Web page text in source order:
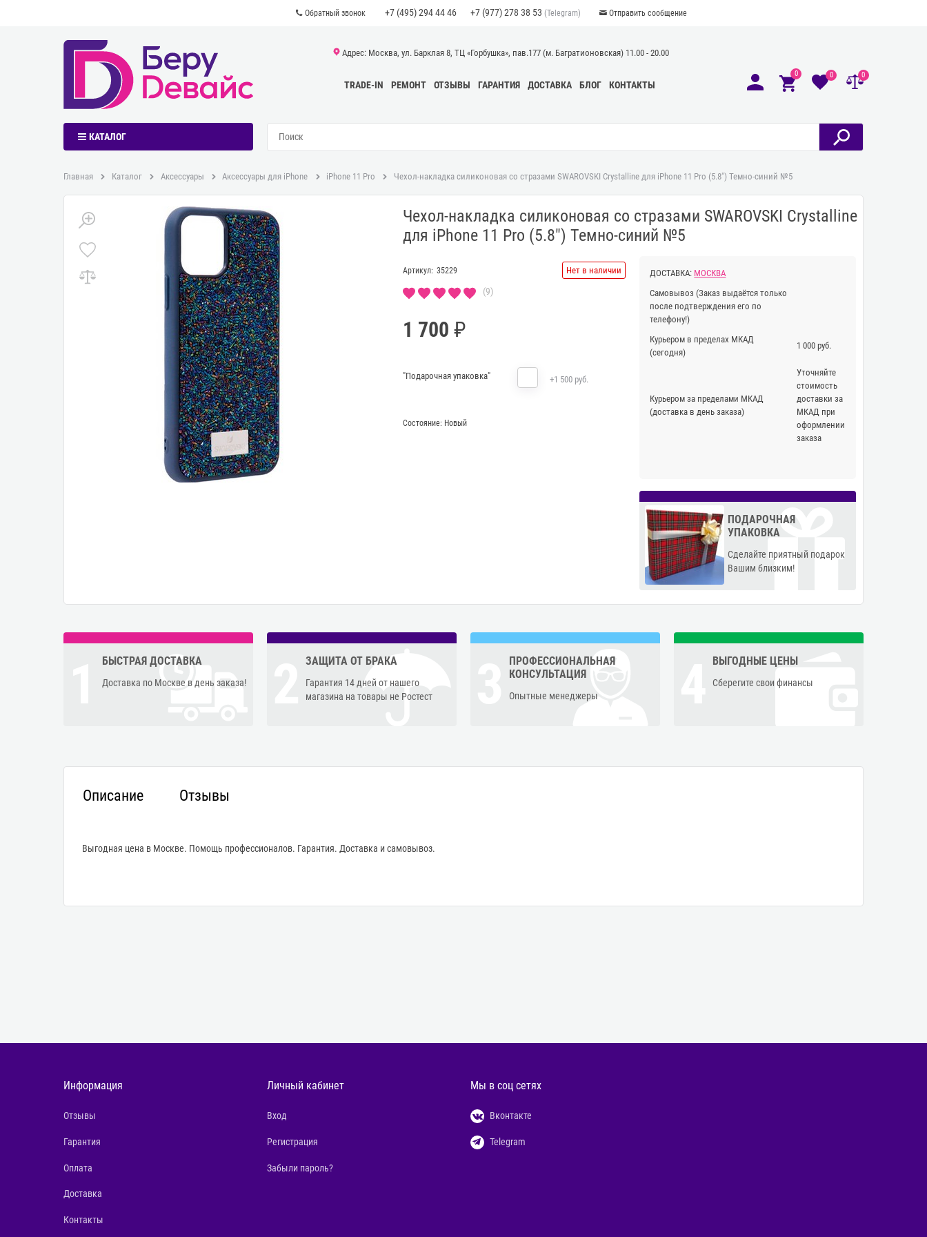
Обратный звонок +7 (495) 294 44 46 +7 (977) 278 38 53 (Telegram) Отправить сообщение
Адрес: Москва, ул. Барклая 8, ТЦ «Горбушка», пав.177 (м. Багратионовская) 11.00 - 20.00
TRADE-IN РЕМОНТ ОТЗЫВЫ ГАРАНТИЯ ДОСТАВКА БЛОГ КОНТАКТЫ
0 0 0
КАТАЛОГ
Главная Каталог Аксессуары Аксессуары для iPhone iPhone 11 Pro Чехол-накладка силиконовая со стразами SWAROVSKI Crystalline для iPhone 11 Pro (5.8") Темно-синий №5
Чехол-накладка силиконовая со стразами SWAROVSKI Crystalline
для iPhone 11 Pro (5.8") Темно-синий №5
Артикул: 35229 Нет в наличии
(9)
1 700
"Подарочная упаковка" +1 500 руб.
Состояние: Новый
ДОСТАВКА: МОСКВА
Самовывоз (Заказ выдаётся только
после подтверждения его по
телефону!)
Курьером в пределах МКАД
(сегодня)
1 000 руб.
Курьером за пределами МКАД
(доставка в день заказа)
Уточняйте
стоимость
доставки за
МКАД при
оформлении
заказа
ПОДАРОЧНАЯ
УПАКОВКА
Сделайте приятный подарок
Вашим близким!
БЫСТРАЯ ДОСТАВКА
Доставка по Москве в день заказа!
ЗАЩИТА ОТ БРАКА
Гарантия 14 дней от нашего
магазина на товары не Ростест
ПРОФЕССИОНАЛЬНАЯ
КОНСУЛЬТАЦИЯ
Опытные менеджеры
ВЫГОДНЫЕ ЦЕНЫ
Сберегите свои финансы
Описание Отзывы
Выгодная цена в Москве. Помощь профессионалов. Гарантия. Доставка и самовывоз.
Информация
Отзывы
Гарантия
Оплата
Доставка
Контакты
Личный кабинет
Вход
Регистрация
Забыли пароль?
Мы в соц сетях
Вконтакте
Telegram